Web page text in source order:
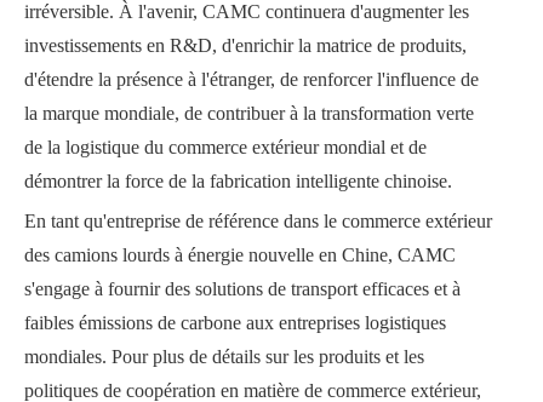
irréversible. À l'avenir, CAMC continuera d'augmenter les
investissements en R&D, d'enrichir la matrice de produits,
d'étendre la présence à l'étranger, de renforcer l'influence de
la marque mondiale, de contribuer à la transformation verte
de la logistique du commerce extérieur mondial et de
démontrer la force de la fabrication intelligente chinoise.
En tant qu'entreprise de référence dans le commerce extérieur
des camions lourds à énergie nouvelle en Chine, CAMC
s'engage à fournir des solutions de transport efficaces et à
faibles émissions de carbone aux entreprises logistiques
mondiales. Pour plus de détails sur les produits et les
politiques de coopération en matière de commerce extérieur,